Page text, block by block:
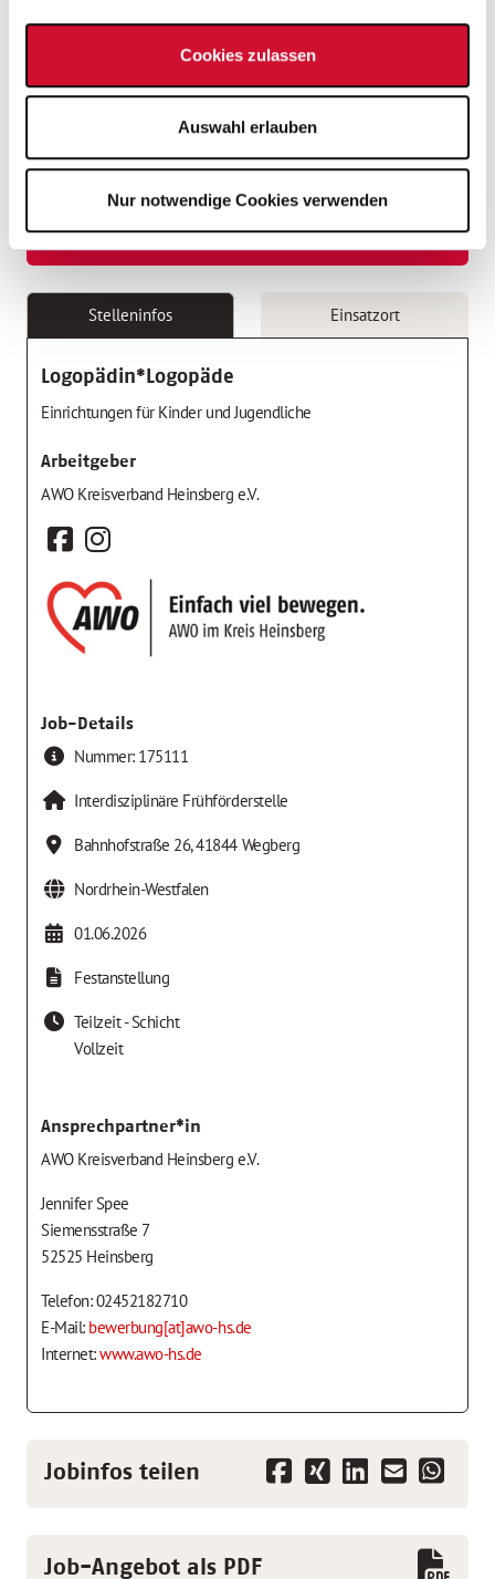
Cookies zulassen
Auswahl erlauben
Nur notwendige Cookies verwenden
Mitarbeiter*innen-Rabatte
Stelleninfos Einsatzort
Logopädin*Logopäde
Einrichtungen für Kinder und Jugendliche
Arbeitgeber
AWO Kreisverband Heinsberg e.V.
Job-Details
Nummer: 175111
Interdisziplinäre Frühförderstelle
Bahnhofstraße 26,41844 Wegberg
Nordrhein-Westfalen
01.06.2026
Festanstellung
Teilzeit - Schicht
Vollzeit
Ansprechpartner*in
AWO Kreisverband Heinsberg e.V.
Jennifer Spee
Siemensstraße 7
52525 Heinsberg
Telefon: 02452182710
E-Mail: bewerbung[at]awo-hs.de
Internet:www.awo-hs.de
Jobinfos teilen
Job-Angebot als PDF